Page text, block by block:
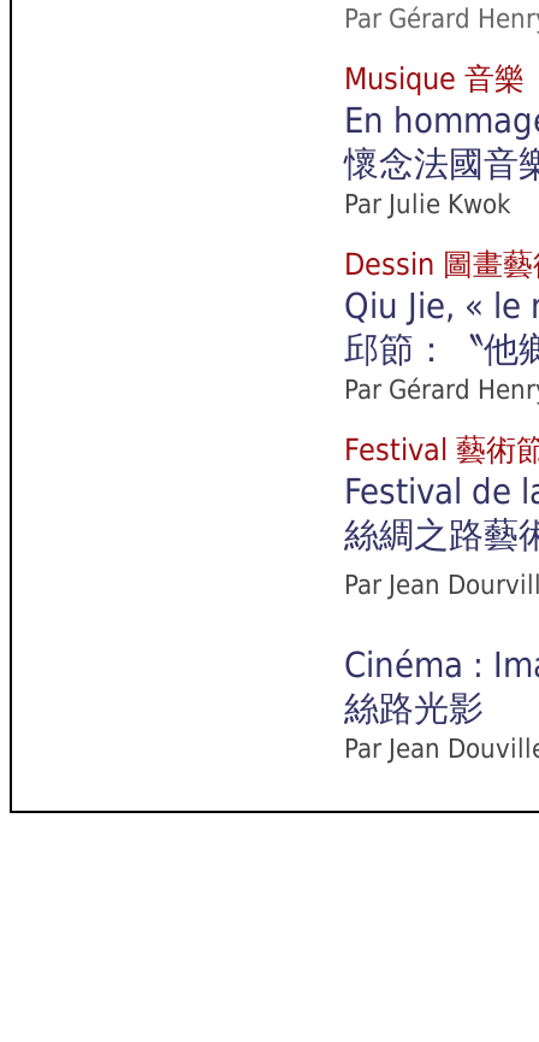
Par Gérard
Musique 音樂
En
懷念法國音
Par Julie Kwok
Dessin 圖畫
Qiu Jie, «
邱節：〝他
Par Gérard
Festival 藝術
Festival de
絲綢之路藝
Par Jean
Cinéma :
絲路光影
Par Jean